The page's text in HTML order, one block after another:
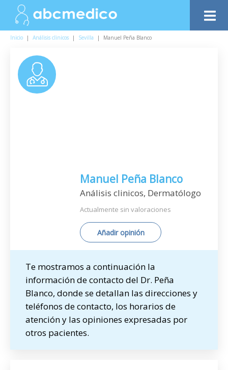
Inicio | Análisis clinicos | Sevilla | Manuel Peña Blanco
Manuel Peña Blanco
Análisis clinicos, Dermatólogo
Actualmente sin valoraciones
Añadir opinión
Te mostramos a continuación la
información de contacto del Dr. Peña
Blanco, donde se detallan las direcciones y
teléfonos de contacto, los horarios de
atención y las opiniones expresadas por
otros pacientes.